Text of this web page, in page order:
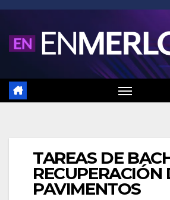
Saltar
contenido
TAREAS DE
RECUPERACIÓN
PAVIMENTOS